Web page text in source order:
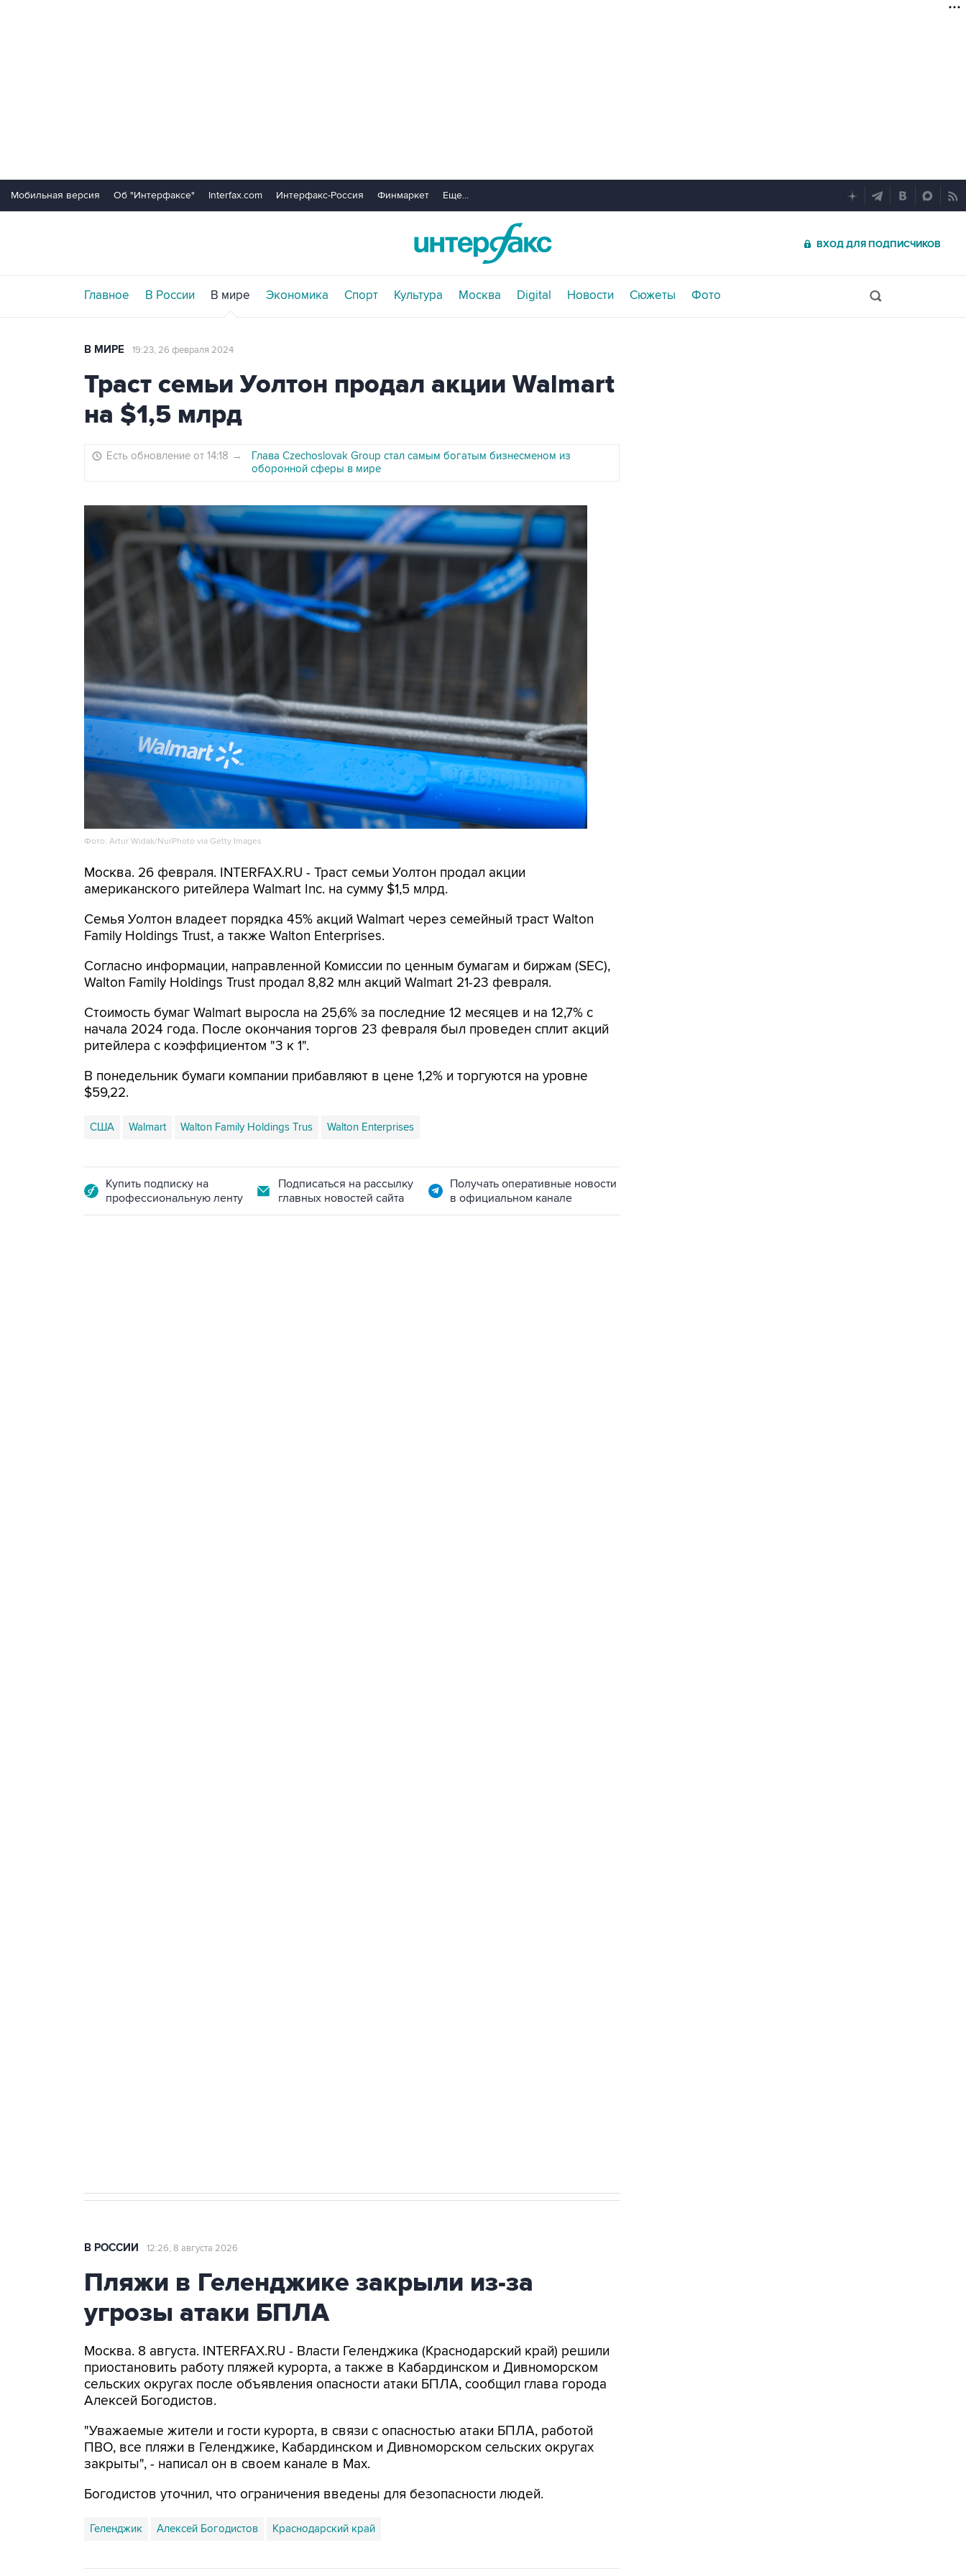
Мобильная версия Об "Интерфаксе" Interfax.com Интерфакс-Россия Финмаркет Еще...
ВХОД ДЛЯ ПОДПИСЧИКОВ
Главное В России В мире Экономика Спорт Культура Москва Digital Новости Сюжеты Фото
В МИРЕ 19:23, 26 февраля 2024
Траст семьи Уолтон продал акции Walmart
на $1,5 млрд
Есть обновление от 14:18 →
Глава Czechoslovak Group стал самым богатым бизнесменом из
оборонной сферы в мире
Фото: Artur Widak/NurPhoto via Getty Images
Москва. 26 февраля. INTERFAX.RU - Траст семьи Уолтон продал акции
американского ритейлера Walmart Inc. на сумму $1,5 млрд.
Семья Уолтон владеет порядка 45% акций Walmart через семейный траст Walton
Family Holdings Trust, а также Walton Enterprises.
Согласно информации, направленной Комиссии по ценным бумагам и биржам (SEC),
Walton Family Holdings Trust продал 8,82 млн акций Walmart 21-23 февраля.
Стоимость бумаг Walmart выросла на 25,6% за последние 12 месяцев и на 12,7% с
начала 2024 года. После окончания торгов 23 февраля был проведен сплит акций
ритейлера с коэффициентом "3 к 1".
В понедельник бумаги компании прибавляют в цене 1,2% и торгуются на уровне
$59,22.
США Walmart Walton Family Holdings Trus Walton Enterprises
Купить подписку на
профессиональную ленту
Подписаться на рассылку
главных новостей сайта
Получать оперативные новости
в официальном канале
В РОССИИ 12:26, 8 августа 2026
Пляжи в Геленджике закрыли из-за
угрозы атаки БПЛА
Москва. 8 августа. INTERFAX.RU - Власти Геленджика (Краснодарский край) решили
приостановить работу пляжей курорта, а также в Кабардинском и Дивноморском
сельских округах после объявления опасности атаки БПЛА, сообщил глава города
Алексей Богодистов.
"Уважаемые жители и гости курорта, в связи с опасностью атаки БПЛА, работой
ПВО, все пляжи в Геленджике, Кабардинском и Дивноморском сельских округах
закрыты", - написал он в своем канале в Max.
Богодистов уточнил, что ограничения введены для безопасности людей.
Геленджик Алексей Богодистов Краснодарский край